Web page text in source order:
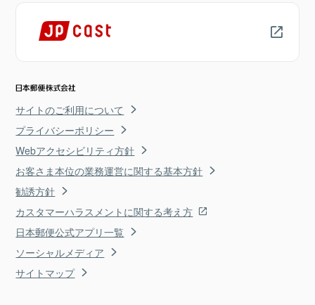
サイトのご利用について
プライバシーポリシー
Webアクセシビリティ方針
お客さま本位の業務運営に関する基本方針
勧誘方針
カスタマーハラスメントに関する考え方
日本郵便公式アプリ一覧
ソーシャルメディア
サイトマップ